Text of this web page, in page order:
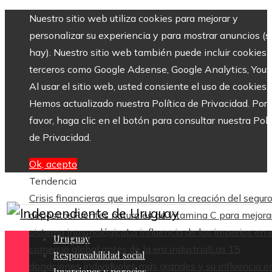
Nuestro sitio web utiliza cookies para mejorar y
personalizar su experiencia y para mostrar anuncios
hay). Nuestro sitio web también puede incluir cookies
terceros como Google Adsense, Google Analytics,
Al usar el sitio web, usted consiente el uso de cookies.
Hemos actualizado nuestra Política de Privacidad. Por
favor, haga clic en el botón para consultar nuestra
de Privacidad.
Ok, acepto
Tendencia
Crisis financieras que impulsaron la creación del
depósitosFuentes naturales de vitamina C para
sistema inmunológicoLa influencia de los imperios en
comercio global antes de la era industrial
Las 15
donaciones individuales más grandes y su influencia
Uruguay
Responsabilidad social